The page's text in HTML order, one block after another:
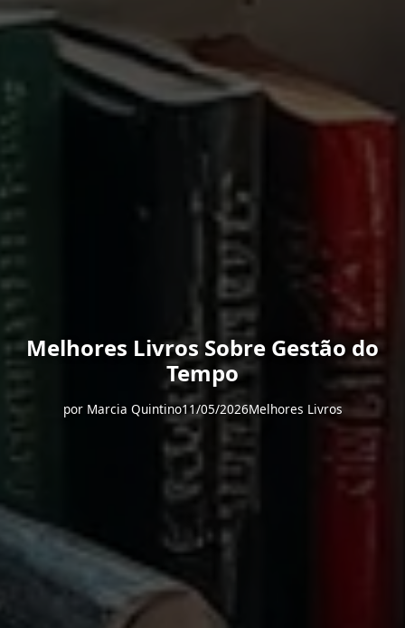
Melhores Livros Sobre Gestão do
Tempo
por Marcia Quintino11/05/2026Melhores Livros